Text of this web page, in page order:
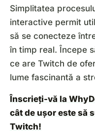
Simplitatea
interactive permit
să se conecteze
în timp real. Începe
ce are Twitch de
lume fascinantă a
Înscrieți-vă la
cât de ușor este să
Twitch!